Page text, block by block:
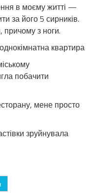
в моєму житті —
за його 5 сирників.
з ноги.
квартира
побачити
мене просто
зруйнувала